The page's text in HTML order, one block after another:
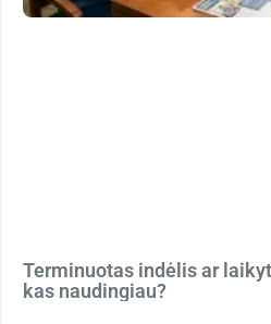
Terminuotas indėlis ar
kas naudingiau?